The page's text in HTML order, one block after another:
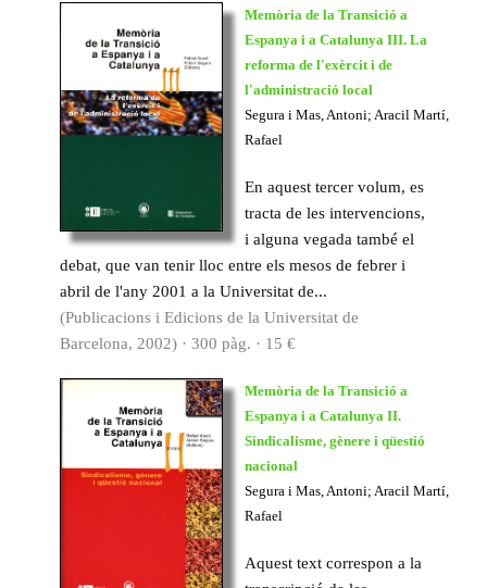
Memòria de la Transició a
Espanya i a Catalunya III. La
reforma de l'exèrcit i de
l'administració local
Segura i Mas, Antoni; Aracil Martí,
Rafael
En aquest tercer volum, es
tracta de les intervencions,
i alguna vegada també el
debat, que van tenir lloc entre els mesos de febrer i
abril de l'any 2001 a la Universitat de...
(Publicacions i Edicions de la Universitat de
Barcelona, 2002) · 300 pàg. · 15 €
Memòria de la Transició a
Espanya i a Catalunya II.
Sindicalisme, gènere i qüestió
nacional
Segura i Mas, Antoni; Aracil Martí,
Rafael
Aquest text correspon a la